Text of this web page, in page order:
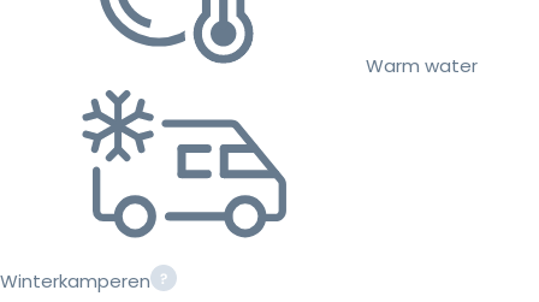
Warm water
Winterkamperen